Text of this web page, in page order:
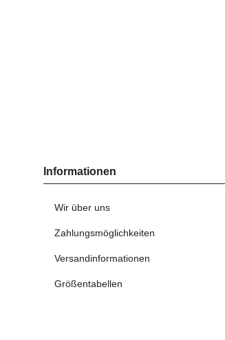
Informationen
Wir über uns
Zahlungsmöglichkeiten
Versandinformationen
Größentabellen